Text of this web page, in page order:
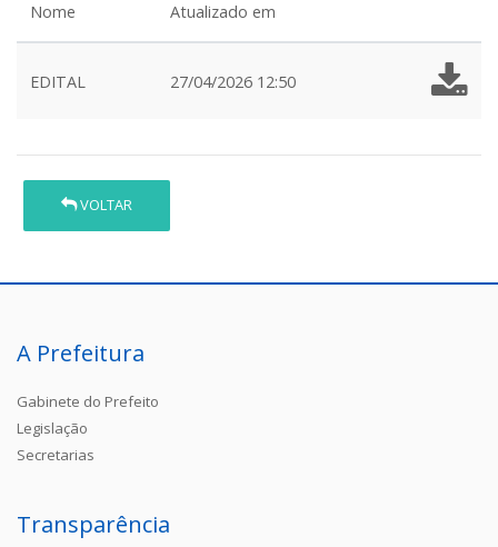
Nome Atualizado em
EDITAL 27/04/2026 12:50
VOLTAR
A Prefeitura
Gabinete do Prefeito
Legislação
Secretarias
Transparência